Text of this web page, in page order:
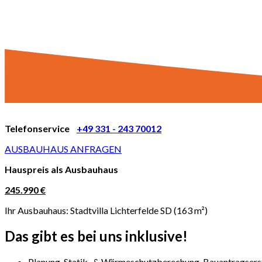
Telefonservice +49 331 - 243 70012
AUSBAUHAUS ANFRAGEN
Hauspreis als Ausbauhaus
245.990 €
Ihr Ausbauhaus: Stadtvilla Lichterfelde SD (163 m²)
Das gibt es bei uns inklusive!